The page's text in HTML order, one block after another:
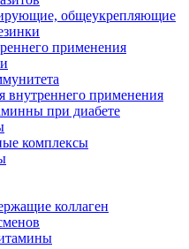
общеукрепляющие
применения
внутреннего применения
при диабете
комплексы
коллаген